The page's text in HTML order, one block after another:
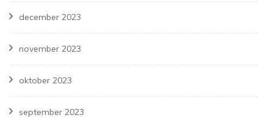
december 2023
november 2023
oktober 2023
september 2023